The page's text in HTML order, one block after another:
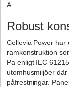
A.
Robust
Cellevia Power har
ramkonstruktion
Pa enligt IEC
utomhusmiljöer
påfrestningar.